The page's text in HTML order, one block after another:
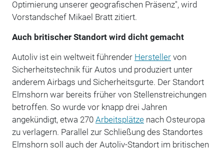
Optimierung unserer geografischen Präsenz", wird
Vorstandschef Mikael Bratt zitiert.
Auch britischer Standort wird dicht gemacht
Autoliv ist ein weltweit führender Herstellervon
Sicherheitstechnik für Autos und produziert unter
anderem Airbags und Sicherheitsgurte. Der Standort
Elmshorn war bereits früher von Stellenstreichungen
betroffen. So wurde vor knapp drei Jahren
angekündigt, etwa 270 Arbeitsplätzenach Osteuropa
zu verlagern. Parallel zur Schließung des Standortes
Elmshorn soll auch der Autoliv-Standort im britischen